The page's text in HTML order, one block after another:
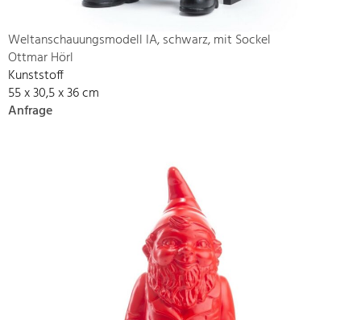
Weltanschauungsmodell IA, schwarz, mit Sockel
Ottmar Hörl
Kunststoff
55 x 30,5 x 36 cm
Anfrage